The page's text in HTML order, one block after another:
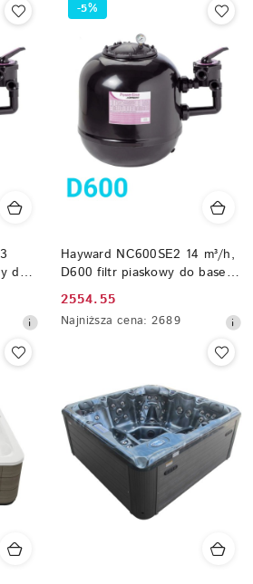
do
Hayward NC600SE2 14 m³/h,
D600 filtr piaskowy do basenu
max 56 m³
Cena
promocyjna:
2554.55
Najniższa
przed
obniżką
Najniższa cena: 2689
-5%